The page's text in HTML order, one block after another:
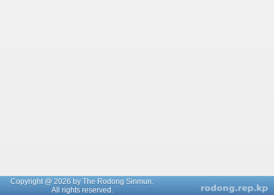
Copyright @ 2026 by The Rodong Sinmun.
All rights reserved.